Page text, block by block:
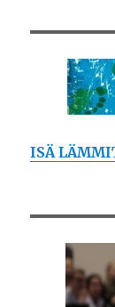
ISÄ